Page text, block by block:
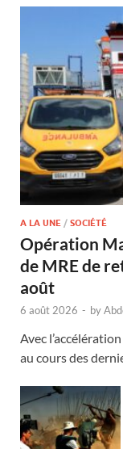
A LA UNE / SOCIÉTÉ
Opération
de MRE de
août
6 août 2026 - by
Avec
au cours des